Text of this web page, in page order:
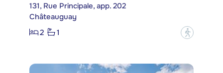
131, Rue Principale, app. 202
Châteauguay
2
1 ?